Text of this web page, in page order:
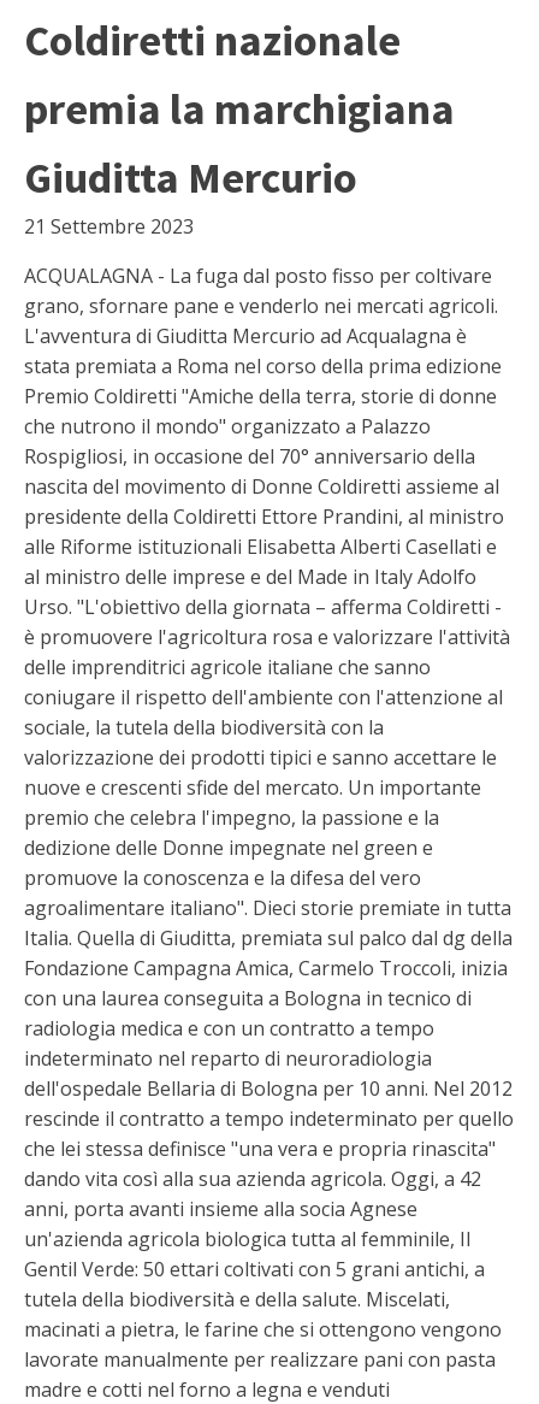
Coldiretti nazionale
premia la marchigiana
Giuditta Mercurio
21 Settembre 2023
ACQUALAGNA - La fuga dal posto fisso per coltivare
grano, sfornare pane e venderlo nei mercati agricoli.
L'avventura di Giuditta Mercurio ad Acqualagna è
stata premiata a Roma nel corso della prima edizione
Premio Coldiretti "Amiche della terra, storie di donne
che nutrono il mondo" organizzato a Palazzo
Rospigliosi, in occasione del 70° anniversario della
nascita del movimento di Donne Coldiretti assieme al
presidente della Coldiretti Ettore Prandini, al ministro
alle Riforme istituzionali Elisabetta Alberti Casellati e
al ministro delle imprese e del Made in Italy Adolfo
Urso. "L'obiettivo della giornata – afferma Coldiretti -
è promuovere l'agricoltura rosa e valorizzare l'attività
delle imprenditrici agricole italiane che sanno
coniugare il rispetto dell'ambiente con l'attenzione al
sociale, la tutela della biodiversità con la
valorizzazione dei prodotti tipici e sanno accettare le
nuove e crescenti sfide del mercato. Un importante
premio che celebra l'impegno, la passione e la
dedizione delle Donne impegnate nel green e
promuove la conoscenza e la difesa del vero
agroalimentare italiano". Dieci storie premiate in tutta
Italia. Quella di Giuditta, premiata sul palco dal dg della
Fondazione Campagna Amica, Carmelo Troccoli, inizia
con una laurea conseguita a Bologna in tecnico di
radiologia medica e con un contratto a tempo
indeterminato nel reparto di neuroradiologia
dell'ospedale Bellaria di Bologna per 10 anni. Nel 2012
rescinde il contratto a tempo indeterminato per quello
che lei stessa definisce "una vera e propria rinascita"
dando vita così alla sua azienda agricola. Oggi, a 42
anni, porta avanti insieme alla socia Agnese
un'azienda agricola biologica tutta al femminile, Il
Gentil Verde: 50 ettari coltivati con 5 grani antichi, a
tutela della biodiversità e della salute. Miscelati,
macinati a pietra, le farine che si ottengono vengono
lavorate manualmente per realizzare pani con pasta
madre e cotti nel forno a legna e venduti